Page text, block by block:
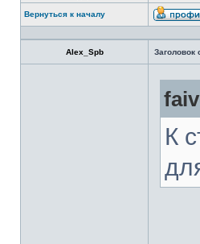
Вернуться к началу
Alex_Spb Заголовок
К